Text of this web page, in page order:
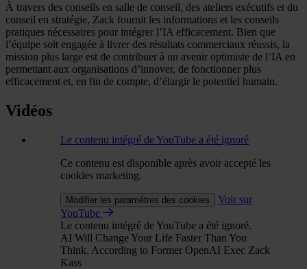
À travers des conseils en salle de conseil, des ateliers exécutifs et du
conseil en stratégie, Zack fournit les informations et les conseils
pratiques nécessaires pour intégrer l’IA efficacement. Bien que
l’équipe soit engagée à livrer des résultats commerciaux réussis, la
mission plus large est de contribuer à un avenir optimiste de l’IA en
permettant aux organisations d’innover, de fonctionner plus
efficacement et, en fin de compte, d’élargir le potentiel humain.
Vidéos
Le contenu intégré de YouTube a été ignoré
Ce contenu est disponible après avoir accepté les
cookies marketing.
Modifier les paramètres des cookies
Voir sur
YouTube
Le contenu intégré de YouTube a été ignoré.
AI Will Change Your Life Faster Than You
Think, According to Former OpenAI Exec Zack
Kass